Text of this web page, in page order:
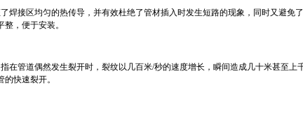
焊接区均匀的热传导，并有效杜绝了管材插入时发生短路的现象，同时又避免
，便于安装。
在管道偶然发生裂开时，裂纹以几百米/秒的速度增长，瞬间造成几十米甚至上
快速裂开。